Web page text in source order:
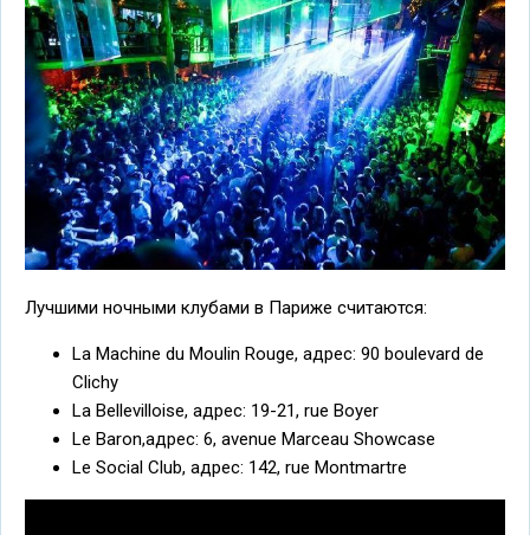
Лучшими ночными клубами в Париже считаются:
La Machine du Moulin Rouge, адрес: 90 boulevard de
Clichy
La Bellevilloise, адрес: 19-21, rue Boyer
Le Baron,адрес: 6, avenue Marceau Showcase
Le Social Club, адрес: 142, rue Montmartre